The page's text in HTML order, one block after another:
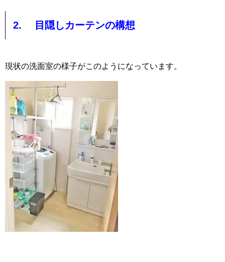
2. 目隠しカーテンの構想
現状の洗面室の様子がこのようになっています。